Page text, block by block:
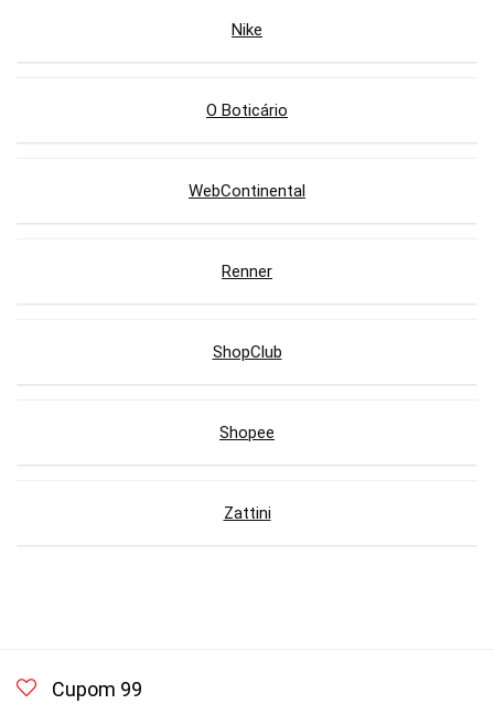
Nike
O Boticário
WebContinental
Renner
ShopClub
Shopee
Zattini
Cupom 99